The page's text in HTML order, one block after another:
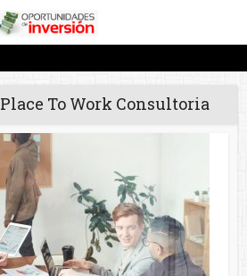
To Work Consultoria